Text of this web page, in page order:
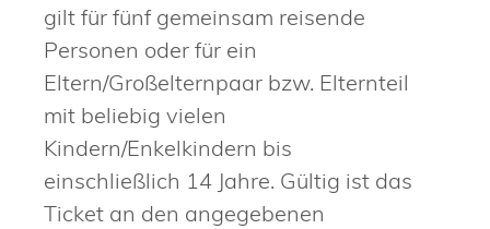
gilt für fünf gemeinsam reisende
Personen oder für ein
Eltern/Großelternpaar bzw. Elternteil
mit beliebig vielen
Kindern/Enkelkindern bis
einschließlich 14 Jahre. Gültig ist das
Ticket an den angegebenen